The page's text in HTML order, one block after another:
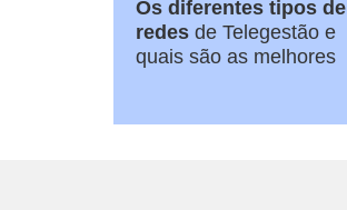
Os diferentes tipos de
redes de Telegestão e
quais são as melhores